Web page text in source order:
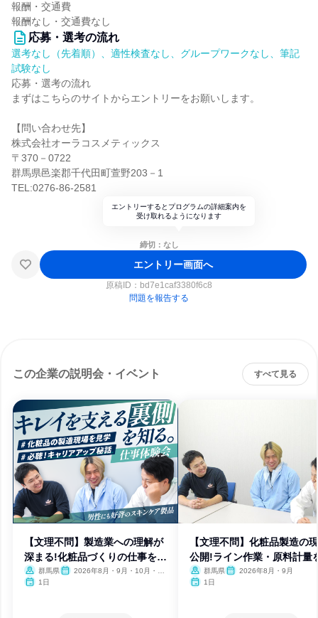
報酬・交通費
報酬なし・交通費なし
応募・選考の流れ
選考なし（先着順）、適性検査なし、グループワークなし、筆記
試験なし
応募・選考の流れ
まずはこちらのサイトからエントリーをお願いします。
【問い合わせ先】
株式会社オーラコスメティックス
〒370－0722
群馬県邑楽郡千代田町萱野203－1
TEL:0276-86-2581
エントリーするとプログラムの詳細案内を
受け取れるようになります
締切：なし
エントリー画面へ
原稿ID： bd7e1caf3380f6c8
問題を報告する
この企業の説明会・イベント すべて見る
【文理不問】製造業への理解が
深まる!化粧品づくりの仕事を体
験 群馬県
2026年8月・9月・10月・11
1日
【文理不問】化粧品製造の
公開!ライン作業・原料計量
験 群馬県
2026年8月・9月
1日